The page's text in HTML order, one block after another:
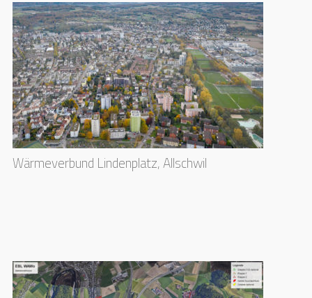
Wärmeverbund Lindenplatz, Allschwil